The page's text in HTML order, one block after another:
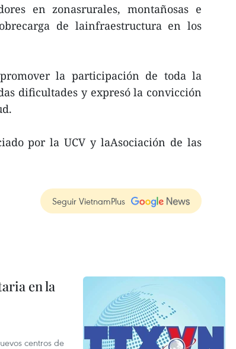
en zonasrurales, montañosas e
de lainfraestructura en los
la participación de toda la
dificultades y expresó la convicción
por la UCV y laAsociación de las
Seguir VietnamPlus
en la
centros de